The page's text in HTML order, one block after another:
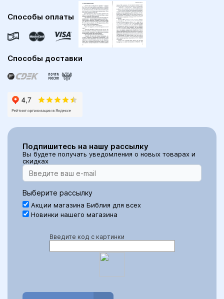
Способы оплаты
Способы доставки
Подпишитесь на нашу рассылку
Вы будете получать уведомления о новых товарах и
скидках
Выберите рассылку
Акции магазина Библия для всех
Новинки нашего магазина
Введите код с картинки